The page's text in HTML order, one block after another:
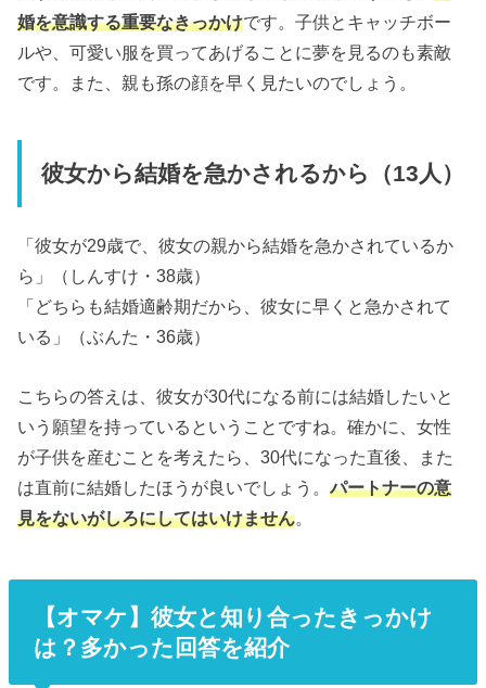
婚を意識する重要なきっかけです。子供とキャッチボー
ルや、可愛い服を買ってあげることに夢を見るのも素敵
です。また、親も孫の顔を早く見たいのでしょう。
彼女から結婚を急かされるから（13人）
「彼女が29歳で、彼女の親から結婚を急かされているか
ら」（しんすけ・38歳）
「どちらも結婚適齢期だから、彼女に早くと急かされて
いる」（ぶんた・36歳）
こちらの答えは、彼女が30代になる前には結婚したいと
いう願望を持っているということですね。確かに、女性
が子供を産むことを考えたら、30代になった直後、また
は直前に結婚したほうが良いでしょう。パートナーの意
見をないがしろにしてはいけません。
【オマケ】彼女と知り合ったきっかけ
は？多かった回答を紹介